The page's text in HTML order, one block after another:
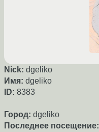
Nick: dgeliko
Имя: dgeliko
ID: 8383
Город: dgeliko
Последнее посещение: